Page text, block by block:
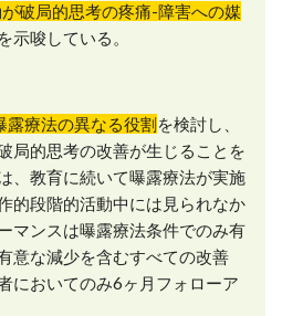
破局的思考の疼痛-障害への媒
示唆している。
露療法の異なる役割を検討し、
局的思考の改善が生じることを
、教育に続いて曝露療法が実施
的段階的活動中には見られなか
マンスは曝露療法条件でのみ有
意な減少を含むすべての改善
においてのみ6ヶ月フォローア